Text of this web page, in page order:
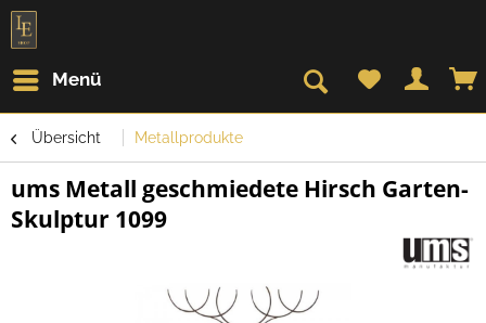
Menü
Übersicht Metallprodukte
ums Metall geschmiedete Hirsch Garten-
Skulptur 1099